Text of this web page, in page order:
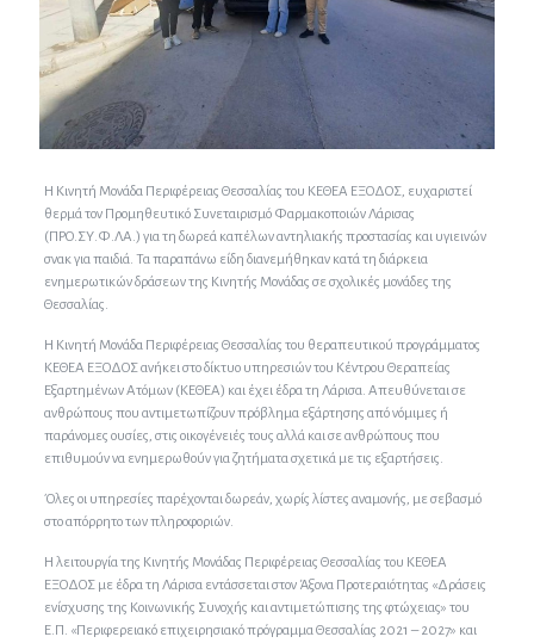
Η Κινητή Μονάδα Περιφέρειας Θεσσαλίας του ΚΕΘΕΑ ΕΞΟΔΟΣ, ευχαριστεί
θερμά τον Προμηθευτικό Συνεταιρισμό Φαρμακοποιών Λάρισας
(ΠΡΟ.ΣΥ.Φ.ΛΑ.) για τη δωρεά καπέλων αντηλιακής προστασίας και υγιεινών
σνακ για παιδιά. Τα παραπάνω είδη διανεμήθηκαν κατά τη διάρκεια
ενημερωτικών δράσεων της Κινητής Μονάδας σε σχολικές μονάδες της
Θεσσαλίας.
Η Κινητή Μονάδα Περιφέρειας Θεσσαλίας του θεραπευτικού προγράμματος
ΚΕΘΕΑ ΕΞΟΔΟΣ ανήκει στο δίκτυο υπηρεσιών του Κέντρου Θεραπείας
Εξαρτημένων Ατόμων (ΚΕΘΕΑ) και έχει έδρα τη Λάρισα. Απευθύνεται σε
ανθρώπους που αντιμετωπίζουν πρόβλημα εξάρτησης από νόμιμες ή
παράνομες ουσίες, στις οικογένειές τους αλλά και σε ανθρώπους που
επιθυμούν να ενημερωθούν για ζητήματα σχετικά με τις εξαρτήσεις.
Όλες οι υπηρεσίες παρέχονται δωρεάν, χωρίς λίστες αναμονής, με σεβασμό
στο απόρρητο των πληροφοριών.
Η λειτουργία της Κινητής Μονάδας Περιφέρειας Θεσσαλίας του ΚΕΘΕΑ
ΕΞΟΔΟΣ με έδρα τη Λάρισα εντάσσεται στον Άξονα Προτεραιότητας «Δράσεις
ενίσχυσης της Κοινωνικής Συνοχής και αντιμετώπισης της φτώχειας» του
Ε.Π. «Περιφερειακό επιχειρησιακό πρόγραμμα Θεσσαλίας 2021 – 2027» και